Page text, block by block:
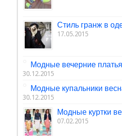
Стиль гранж в
17.05.2015
Модные вечерние
30.12.2015
Модные купальники
30.12.2015
Модные куртки
07.02.2015